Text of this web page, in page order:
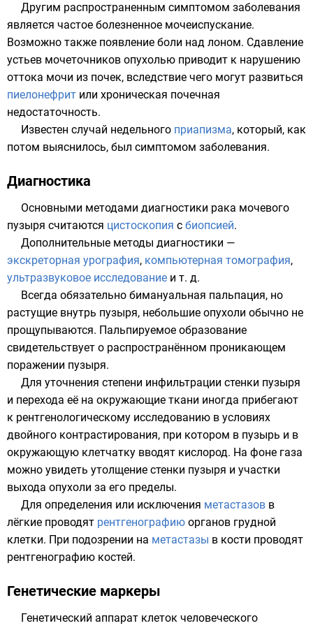
Другим распространенным симптомом заболевания
является частое болезненное мочеиспускание.
Возможно также появление боли над лоном. Сдавление
устьев мочеточников опухолью приводит к нарушению
оттока мочи из почек, вследствие чего могут развиться
пиелонефрит или хроническая почечная
недостаточность.
Известен случай недельного приапизма, который, как
потом выяснилось, был симптомом заболевания.
Диагностика
Основными методами диагностики рака мочевого
пузыря считаются цистоскопия с биопсией.
Дополнительные методы диагностики —
экскреторная урография, компьютерная томография,
ультразвуковое исследование и т. д.
Всегда обязательно бимануальная пальпация, но
растущие внутрь пузыря, небольшие опухоли обычно не
прощупываются. Пальпируемое образование
свидетельствует о распространённом проникающем
поражении пузыря.
Для уточнения степени инфильтрации стенки пузыря
и перехода её на окружающие ткани иногда прибегают
к рентгенологическому исследованию в условиях
двойного контрастирования, при котором в пузырь и в
окружающую клетчатку вводят кислород. На фоне газа
можно увидеть утолщение стенки пузыря и участки
выхода опухоли за его пределы.
Для определения или исключения метастазов в
лёгкие проводят рентгенографию органов грудной
клетки. При подозрении на метастазы в кости проводят
рентгенографию костей.
Генетические маркеры
Генетический аппарат клеток человеческого